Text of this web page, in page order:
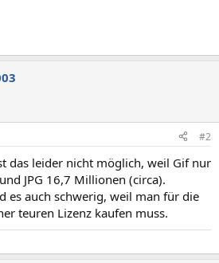
#2
das leider nicht möglich, weil Gif nur
JPG 16,7 Millionen (circa).
es auch schwerig, weil man für die
teuren Lizenz kaufen muss.